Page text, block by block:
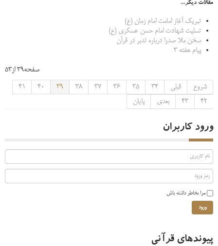
مقالات دیگر...
تبریک آغاز امامت امام زمان (ع)
تسلیت شهادت امام حسن عسکری (ع)
سخن ملا صدرا درباره تدبر در قرآن
پیام هفته 3
صفحه39 از53
شروع
قبلی 34
35
36
37
38
39
40
41
42
43 بعدی پایان
ورود کاربران
مرا بخاطر داشته باش
ورود
پیوندهای قرآنی